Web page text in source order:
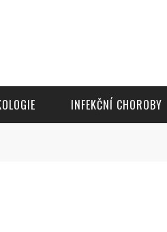
INFEKČNÍ CHOROBY